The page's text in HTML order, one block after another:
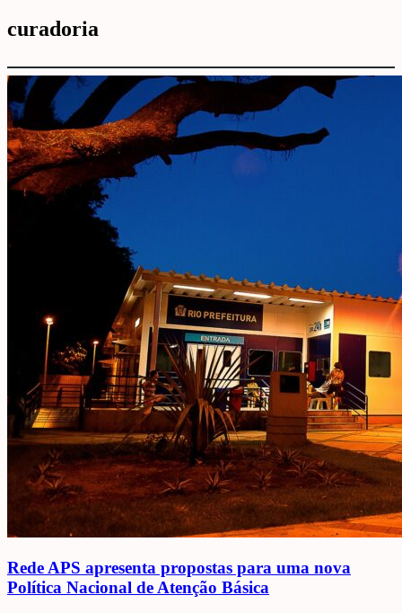
curadoria
Rede APS apresenta propostas para uma nova
Política Nacional de Atenção Básica